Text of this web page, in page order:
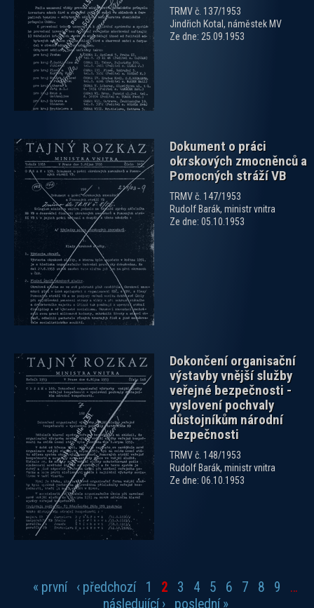
TRMV č. 137/1953
Jindřich Kotal, náměstek MV
Ze dne: 25.09.1953
Dokument o práci
okrskových zmocněnců a
Pomocných stráží VB
TRMV č. 147/1953
Rudolf Barák, ministr vnitra
Ze dne: 05.10.1953
zobrazit PDF dokument
Dokončení organisační
výstavby vnější služby
veřejné bezpečnosti -
vyslovení pochvaly
důstojníkům národní
bezpečnosti
TRMV č. 148/1953
Rudolf Barák, ministr vnitra
Ze dne: 06.10.1953
zobrazit PDF dokument
Stránky
« první ‹ předchozí 1 2 3 4 5 6 7 8 9
…
následující ›
poslední »